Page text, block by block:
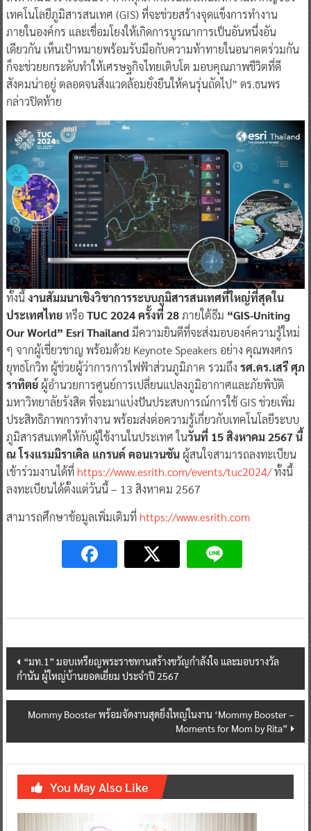
เทคโนโลยีภูมิสารสนเทศ (GIS) ที่จะช่วยสร้างจุดแข็งการทำงาน
ภายในองค์กร และเชื่อมโยงให้เกิดการบูรณาการเป็นอันหนึ่งอัน
เดียวกัน เห็นเป้าหมายพร้อมรับมือกับความท้าทายในอนาคตร่วมกัน
ก็จะช่วยยกระดับทำให้เศรษฐกิจไทยเติบโต มอบคุณภาพชีวิตที่ดี
สังคมน่าอยู่ ตลอดจนสิ่งแวดล้อมยั่งยืนให้คนรุ่นถัดไป” ดร.ธนพร
กล่าวปิดท้าย
ทั้งนี้งานสัมมนาเชิงวิชาการระบบภูมิสารสนเทศที่ใหญ่ที่สุดใน
ประเทศไทยหรือ TUC 2024 ครั้งที่ 28ภายใต้ธีม “GIS-Uniting
Our World” Esri Thailand มีความยินดีที่จะส่งมอบองค์ความรู้ใหม่
ๆ จากผู้เชี่ยวชาญ พร้อมด้วย Keynote Speakers อย่าง คุณพงศกร
ยุทธโกวิท ผู้ช่วยผู้ว่าการการไฟฟ้าส่วนภูมิภาค รวมถึง รศ.ดร.เสรี ศุภ
ราทิตย์ ผู้อำนวยการศูนย์การเปลี่ยนแปลงภูมิอากาศและภัยพิบัติ
มหาวิทยาลัยรังสิต ที่จะมาแบ่งปันประสบการณ์การใช้ GIS ช่วยเพิ่ม
ประสิทธิภาพการทำงาน พร้อมส่งต่อความรู้เกี่ยวกับเทคโนโลยีระบบ
ภูมิสารสนเทศให้กับผู้ใช้งานในประเทศ ในวันที่ 15 สิงหาคม 2567 นี้
ณ โรงแรมมิราเคิล แกรนด์ คอนเวนชันผู้สนใจสามารถลงทะเบียน
เข้าร่วมงานได้ที่ https://www.esrith.com/events/tuc2024/ทั้งนี้
ลงทะเบียนได้ตั้งแต่วันนี้ – 13 สิงหาคม 2567
สามารถศึกษาข้อมูลเพิ่มเติมที่ https://www.esrith.com
Post
navigation
“มท.1” มอบเหรียญพระราชทานสร้างขวัญกำลังใจ และมอบรางวัล
กำนัน ผู้ใหญ่บ้านยอดเยี่ยม ประจำปี 2567
Mommy Booster พร้อมจัดงานสุดยิ่งใหญ่ในงาน ‘Mommy Booster –
Moments for Mom by Rita”
You May Also Like